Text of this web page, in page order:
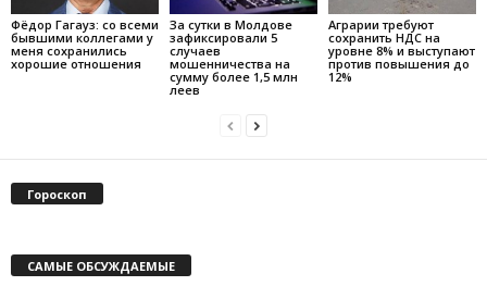
Фёдор Гагауз: со всеми
бывшими коллегами у
меня сохранились
хорошие отношения
За сутки в Молдове
зафиксировали 5
случаев
мошенничества на
сумму более 1,5 млн
леев
Аграрии требуют
сохранить НДС на
уровне 8% и выступают
против повышения до
12%
Гороскоп
САМЫЕ ОБСУЖДАЕМЫЕ